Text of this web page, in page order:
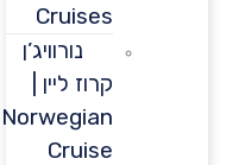
Cruises
נורוויג’ן
קרוז ליין |
Norwegian
Cruise